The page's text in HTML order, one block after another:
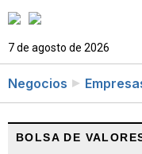
7 de agosto de 2026
Negocios
BOLSA DE